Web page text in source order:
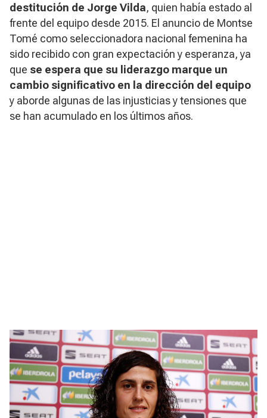
destitución de Jorge Vilda, quien había estado al
frente del equipo desde 2015. El anuncio de Montse
Tomé como seleccionadora nacional femenina ha
sido recibido con gran expectación y esperanza, ya
que se espera que su liderazgo marque un
cambio significativo en la dirección del equipo
y aborde algunas de las injusticias y tensiones que
se han acumulado en los últimos años.